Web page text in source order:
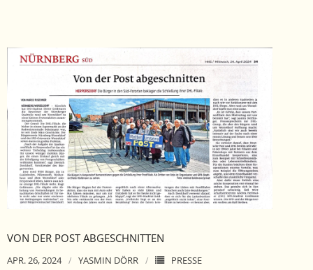
VON DER POST ABGESCHNITTEN
APR. 26, 2024 YASMIN DÖRR PRESSE